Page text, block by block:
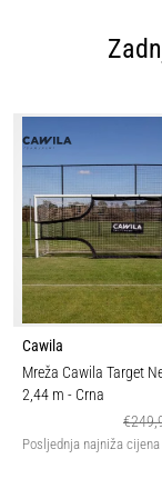
Cawila
Mreža Cawila Target
2,44 m - Crna
Posljednja najniža cijena